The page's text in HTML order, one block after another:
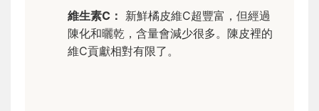
維生素C： 新鮮橘皮維C超豐富，但經過
陳化和曬乾，含量會減少很多。陳皮裡的
維C貢獻相對有限了。